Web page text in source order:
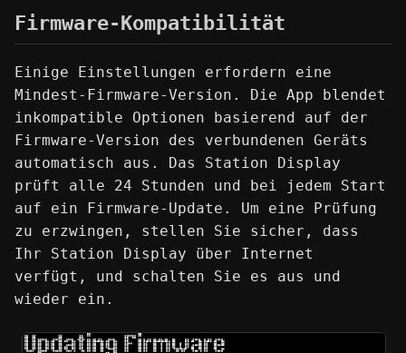
Firmware-Kompatibilität
Einige Einstellungen erfordern eine
Mindest-Firmware-Version. Die App blendet
inkompatible Optionen basierend auf der
Firmware-Version des verbundenen Geräts
automatisch aus. Das Station Display
prüft alle 24 Stunden und bei jedem Start
auf ein Firmware-Update. Um eine Prüfung
zu erzwingen, stellen Sie sicher, dass
Ihr Station Display über Internet
verfügt, und schalten Sie es aus und
wieder ein.